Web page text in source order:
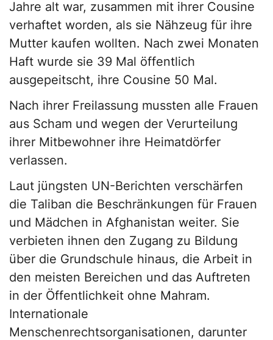
Jahre alt war, zusammen mit ihrer Cousine
verhaftet worden, als sie Nähzeug für ihre
Mutter kaufen wollten. Nach zwei Monaten
Haft wurde sie 39 Mal öffentlich
ausgepeitscht, ihre Cousine 50 Mal.
Nach ihrer Freilassung mussten alle Frauen
aus Scham und wegen der Verurteilung
ihrer Mitbewohner ihre Heimatdörfer
verlassen.
Laut jüngsten UN-Berichten verschärfen
die Taliban die Beschränkungen für Frauen
und Mädchen in Afghanistan weiter. Sie
verbieten ihnen den Zugang zu Bildung
über die Grundschule hinaus, die Arbeit in
den meisten Bereichen und das Auftreten
in der Öffentlichkeit ohne Mahram.
Internationale
Menschenrechtsorganisationen, darunter